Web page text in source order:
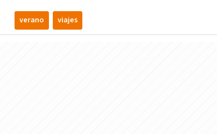
verano viajes